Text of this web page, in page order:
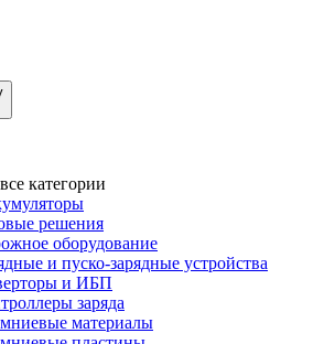
категории
решения
оборудование
и пуско-зарядные устройства
и ИБП
заряда
материалы